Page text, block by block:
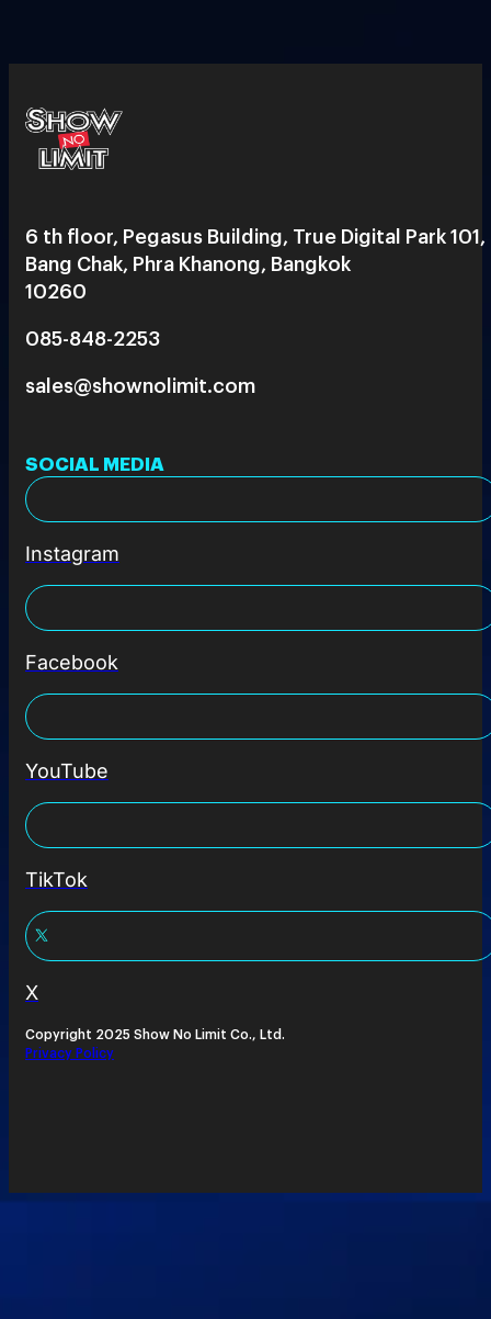
6 th floor, Pegasus Building, True Digital Park 101,
Bang Chak, Phra Khanong, Bangkok
10260
085-848-2253
sales@shownolimit.com
SOCIAL MEDIA
Instagram
Facebook
YouTube
TikTok
X
Copyright 2025 Show No Limit Co., Ltd.
Privacy Policy